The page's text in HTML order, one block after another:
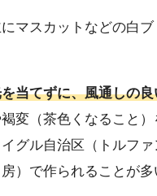
マスカットなどの白
当てずに、風通しの
変（茶色くなること
グル自治区（トルフ
）で作られることが多